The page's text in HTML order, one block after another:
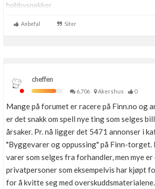
hobbysnekker
Anbefal Siter
cheffen
6,706
Akershus 0
Mange på forumet er racere på Finn.no og
er det snakk om spell nye ting som selges
årsaker. Pr. nå ligger det 5471 annonser i
"Byggevarer og oppussing" på Finn-torget.
varer som selges fra forhandler, men mye
privatpersoner som eksempelvis har kjøpt
for å kvitte seg med overskuddsmaterialene.